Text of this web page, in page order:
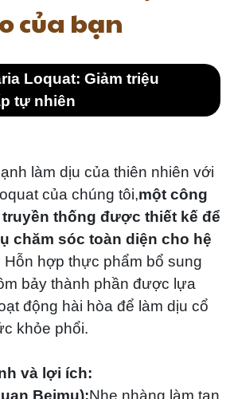
của bạn
Loquat: Giảm triệu
tự nhiên
làm dịu của thiên nhiên với
của chúng tôi,một công
thống được thiết kế để
chăm sóc toàn diện cho hệ
Hỗn hợp thực phẩm bổ sung
bảy thành phần được lựa
động hài hòa để làm dịu cổ
khỏe phổi.
và lợi ích:
Beimu):Nhẹ nhàng làm tan